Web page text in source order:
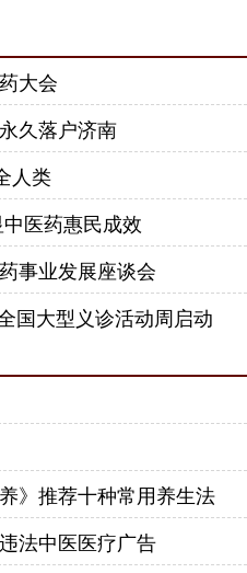
大会
久落户济南
人类
医药惠民成效
事业发展座谈会
国大型义诊活动周启动
》推荐十种常用养生法
法中医医疗广告